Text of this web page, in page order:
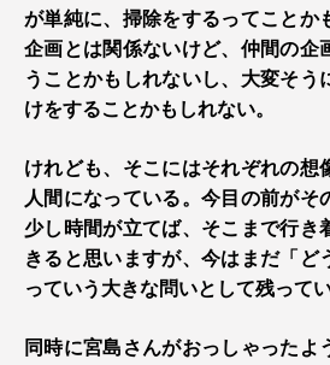
が単純に、掃除をするってことか
企画とは関係ないけど、仲間の企
うことかもしれないし、大変そう
けをすることかもしれない。
けれども、そこにはそれぞれの想
人間になっている。今目の前がそ
少し時間が立てば、そこまで行き
きると思いますが、今はまだ「ど
っていう大きな問いとして残ってい
同時に宮島さんがおっしゃったよ